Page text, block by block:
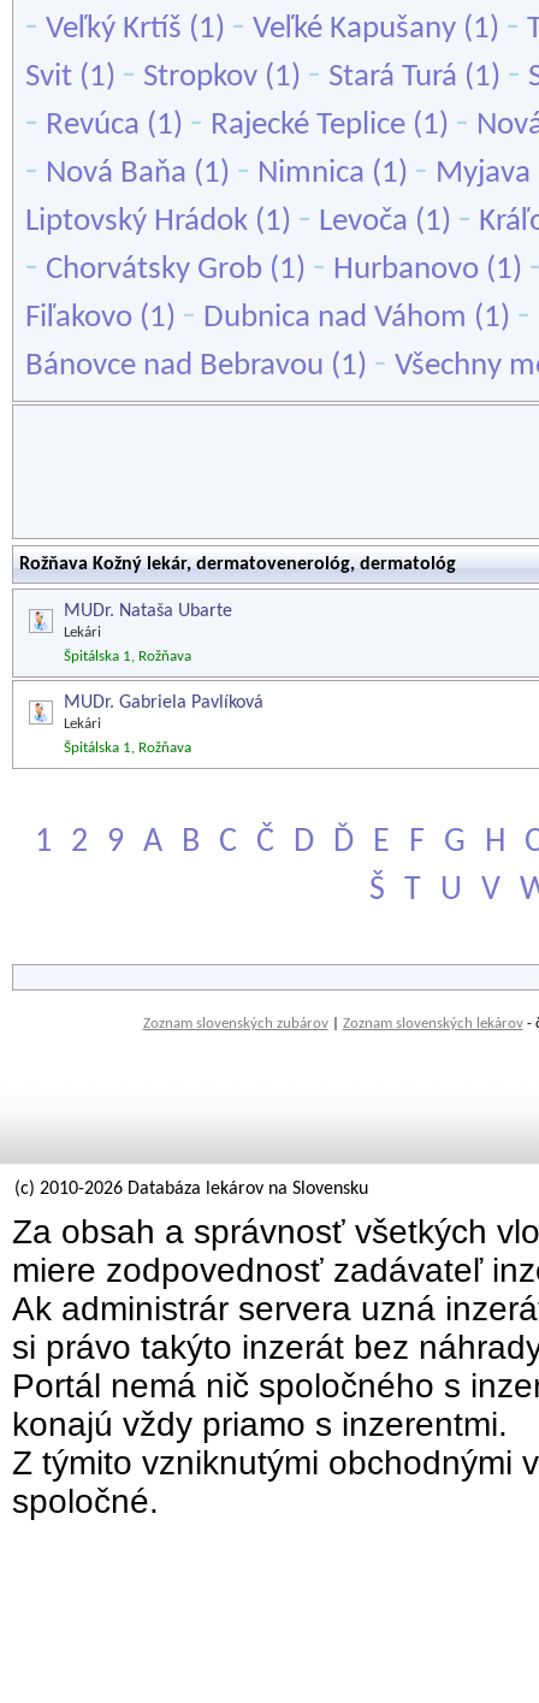
- Veľký Krtíš (1) - Veľké Kapušany (1) -
Svit (1) - Stropkov (1) - Stará Turá (1) -
- Revúca (1) - Rajecké Teplice (1) -
- Nová Baňa (1) - Nimnica (1) - Myjava
Liptovský Hrádok (1) - Levoča (1) -
- Chorvátsky Grob (1) - Hurbanovo (1)
Fiľakovo (1) - Dubnica nad Váhom (1) -
Bánovce nad Bebravou (1) - Všechny
Rožňava Kožný lekár, dermatovenerológ, dermatológ
MUDr. Nataša Ubarte
Lekári
Špitálska 1, Rožňava
MUDr. Gabriela Pavlíková
Lekári
Špitálska 1, Rožňava
1 2 9 A B C Č D Ď E F G H
Š
T U V
Zoznam slovenských zubárov| Zoznam slovenských lekárov-
(c) 2010-2026 Databáza lekárov na Slovensku
Za obsah a správnosť všetkých
miere zodpovednosť zadávateľ
Ak administrár servera uzná
si právo takýto inzerát bez
Portál nemá nič spoločného s
konajú vždy priamo s inzerentmi.
Z týmito vzniknutými obchodnými
spoločné.